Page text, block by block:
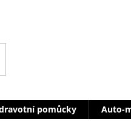
pomůcky Auto-